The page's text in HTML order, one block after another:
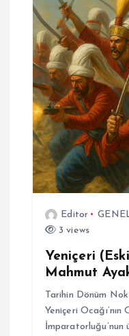
Editor
3 views
Yeniçeri
Mahmut
Tarihin Dönüm
Yeniçeri Ocağı’nın
İmparatorluğu’nun